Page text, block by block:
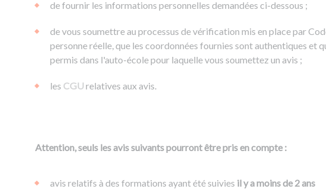
de fournir les informations personnelles demandées ci-dessous ;
de vous soumettre au processus de vérification mis en place par
personne réelle, que les coordonnées fournies sont authentiques et
permis dans l'auto-école pour laquelle vous soumettez un avis ;
les CGUrelatives aux avis.
Attention, seuls les avis suivants pourront être pris en compte :
avis relatifs à des formations ayant été suivies il y a moins de 2 ans